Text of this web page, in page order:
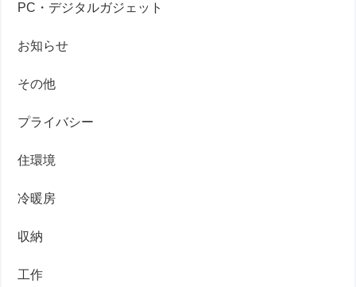
PC・デジタルガジェット
お知らせ
その他
プライバシー
住環境
冷暖房
収納
工作